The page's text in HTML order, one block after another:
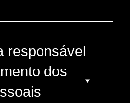
responsável
dos